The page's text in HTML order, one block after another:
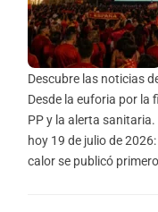
Descubre las noticias
Desde la euforia por la
PP y la alerta
hoy 19 de julio de
calor se publicó